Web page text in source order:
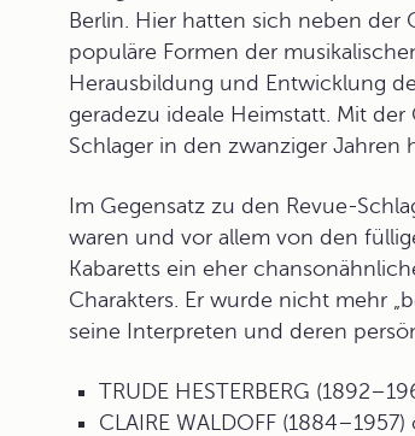
Berlin. Hier hatten sich neben der
populäre Formen der
Herausbildung und Entwicklung
geradezu ideale Heimstatt. Mit
Schlager in den zwanziger Jahren
Im Gegensatz zu den Revue-
waren und vor allem von den
Kabaretts ein eher
Charakters. Er wurde nicht mehr
seine Interpreten und deren
TRUDE HESTERBERG
CLAIRE WALDOFF (1884–1957)